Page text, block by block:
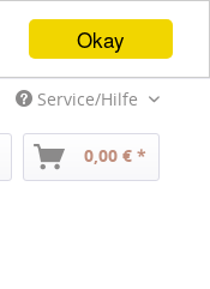
Okay
Service/Hilfe
0,00 € *